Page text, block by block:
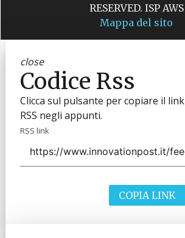
RESERVED. ISP AWS
Mappa del sito
close
Codice Rss
Clicca sul pulsante per copiare il link
RSS negli appunti.
RSS link
COPIA LINK